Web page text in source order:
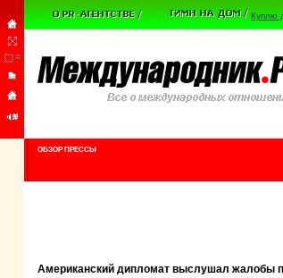
Куплю
ОБЗОР ПРЕССЫ
Американский дипломат выслушал жалобы